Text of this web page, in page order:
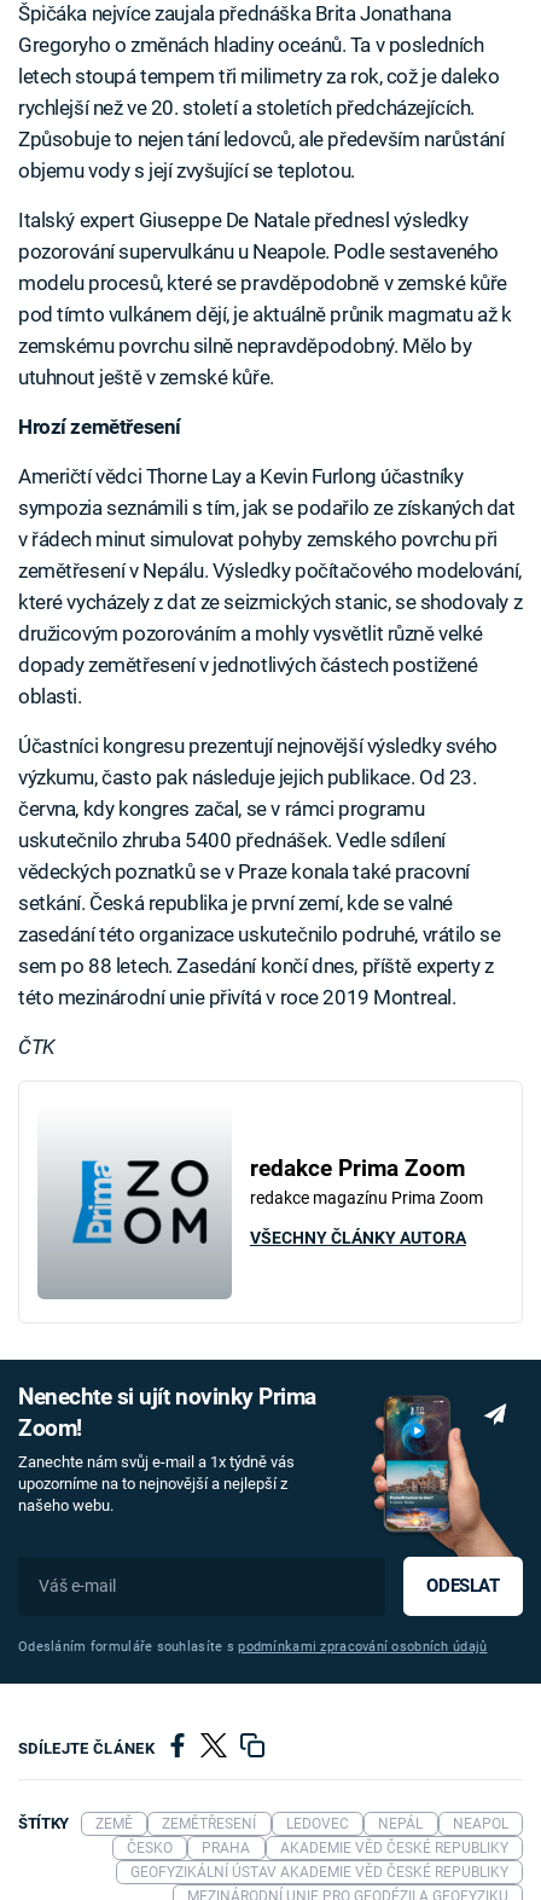
Špičáka nejvíce zaujala přednáška Brita Jonathana
Gregoryho o změnách hladiny oceánů. Ta v posledních
letech stoupá tempem tři milimetry za rok, což je daleko
rychlejší než ve 20. století a stoletích předcházejících.
Způsobuje to nejen tání ledovců, ale především narůstání
objemu vody s její zvyšující se teplotou.
Italský expert Giuseppe De Natale přednesl výsledky
pozorování supervulkánu u Neapole. Podle sestaveného
modelu procesů, které se pravděpodobně v zemské kůře
pod tímto vulkánem dějí, je aktuálně průnik magmatu až k
zemskému povrchu silně nepravděpodobný. Mělo by
utuhnout ještě v zemské kůře.
Hrozí zemětřesení
Američtí vědci Thorne Lay a Kevin Furlong účastníky
sympozia seznámili s tím, jak se podařilo ze získaných dat
v řádech minut simulovat pohyby zemského povrchu při
zemětřesení v Nepálu. Výsledky počítačového modelování,
které vycházely z dat ze seizmických stanic, se shodovaly z
družicovým pozorováním a mohly vysvětlit různě velké
dopady zemětřesení v jednotlivých částech postižené
oblasti.
Účastníci kongresu prezentují nejnovější výsledky svého
výzkumu, často pak následuje jejich publikace. Od 23.
června, kdy kongres začal, se v rámci programu
uskutečnilo zhruba 5400 přednášek. Vedle sdílení
vědeckých poznatků se v Praze konala také pracovní
setkání. Česká republika je první zemí, kde se valné
zasedání této organizace uskutečnilo podruhé, vrátilo se
sem po 88 letech. Zasedání končí dnes, příště experty z
této mezinárodní unie přivítá v roce 2019 Montreal.
ČTK
redakce Prima Zoom
redakce magazínu Prima Zoom
VŠECHNY ČLÁNKY AUTORA
Nenechte si ujít novinky Prima
Zoom!
Zanechte nám svůj e-mail a 1x týdně vás
upozorníme na to nejnovější a nejlepší z
našeho webu.
ODESLAT
Odesláním formuláře souhlasíte spodmínkami zpracování osobních údajů
SDÍLEJTE ČLÁNEK
ŠTÍTKY ZEMĚ ZEMĚTŘESENÍ LEDOVEC NEPÁL
NEAPOL
ČESKO
PRAHA
AKADEMIE VĚD ČESKÉ REPUBLIKY
GEOFYZIKÁLNÍ ÚSTAV AKADEMIE VĚD ČESKÉ REPUBLIKY
MEZINÁRODNÍ UNIE PRO GEODÉZII A GEOFYZIKU